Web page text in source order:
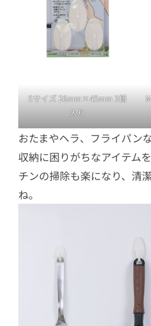
Sサイズ 26mm×45mm 3個
入り
おたまやヘラ、フライパン
収納に困りがちなアイテム
チンの掃除も楽になり、清
ね。